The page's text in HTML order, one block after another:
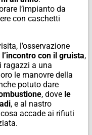
l’impianto da
con caschetti
l’osservazione
con il gruista,
ragazzi a una
le manovre della
potuto dare
, dove le
, e al nastro
accade ai rifiuti